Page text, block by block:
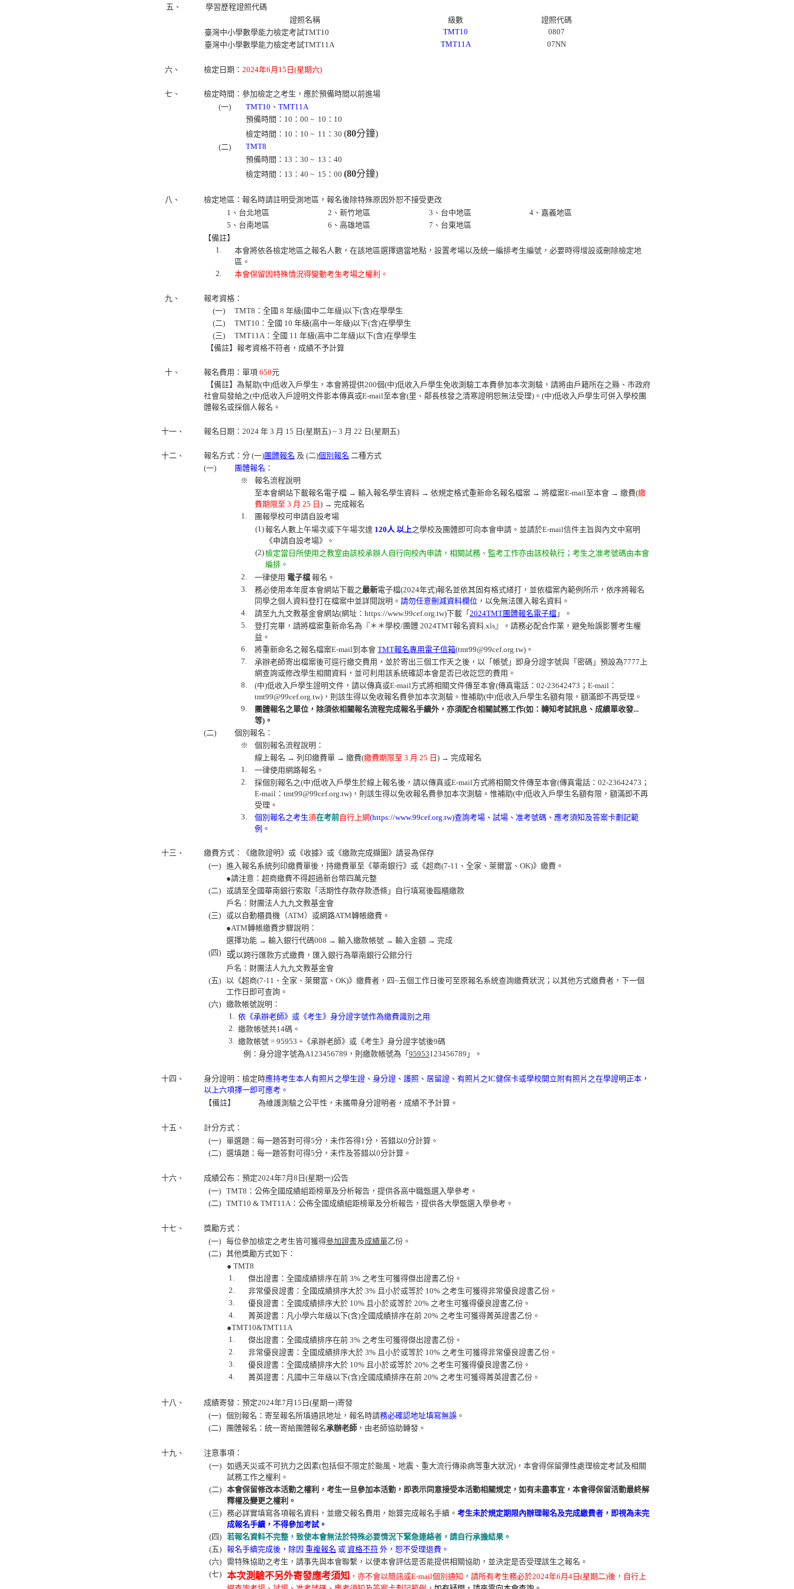
五、
學習歷程證照代碼
證照名稱
級數
證照代碼
臺灣中小學數學能力檢定考試TMT10
TMT10
0807
臺灣中小學數學能力檢定考試TMT11A
TMT11A 07NN
六、 檢定日期： 2024年6月15日(星期六)
七、
檢定時間：參加檢定之考生，應於預備時間以前進場
(一)
TMT10 、 TMT11A
預備時間：10：00 ~ 10：10
檢定時間：10：10 ~ 11：30 (80分鐘)
(二)
TMT8
預備時間：13：30 ~ 13：40
檢定時間：13：40 ~ 15：00 (80分鐘)
八、
檢定地區：報名時請註明受測地區，報名後除特殊原因外恕不接受更改
1、台北地區
2、新竹地區 3、台中地區
4、嘉義地區
5、台南地區
6、高雄地區
7、台東地區
【備註】
1.
本會將依各檢定地區之報名人數，在該地區選擇適當地點，設置考場以及統一編排考生編號，必要時得增設或刪除檢定地
區。
2.
本會保留因特殊情況得變動考生考場之權利。
九、
報考資格：
(一)
TMT8：全國 8 年級(國中二年級)以下(含)在學學生
(二)
TMT10：全國 10 年級(高中一年級)以下(含)在學學生
(三)
TMT11A：全國 11 年級(高中二年級)以下(含)在學學生
【備註】報考資格不符者，成績不予計算
十、 報名費用：單項 650元
【備註】為幫助(中)低收入戶學生，本會將提供200個(中)低收入戶學生免收測驗工本費參加本次測驗，請將由戶籍所在之縣、市政府
社會局發給之(中)低收入戶證明文件影本傳真或E-mail至本會(里、鄰長核發之清寒證明恕無法受理)。(中)低收入戶學生可併入學校團
體報名或採個人報名。
十一、 報名日期：2024 年 3 月 15 日(星期五) ~ 3 月 22 日(星期五)
十二、 報名方式：分 (一)團體報名 及 (二)個別報名 二種方式
(一)
團體報名 ：
※
報名流程說明
至本會網站下載報名電子檔 → 輸入報名學生資料 → 依規定格式重新命名報名檔案 → 將檔案E-mail至本會 → 繳費(繳
費期限至 3 月 25 日 ) → 完成報名
1.
團報學校可申請自設考場
(1)報名人數上午場次或下午場次達 120人 以上之學校及團體即可向本會申請。並請於E-mail信件主旨與內文中寫明
《申請自設考場》。
(2)檢定當日所使用之教室由該校承辦人自行向校內申請，相關試務、監考工作亦由該校執行；考生之准考號碼由本會
編排。
2.
一律使用 電子檔 報名。
3.
務必使用本年度本會網站下載之最新電子檔(2024年式)報名並依其固有格式繕打，並依檔案內範例所示，依序將報名
同學之個人資料登打在檔案中並詳閱說明。 請勿任意刪減資料欄位 ，以免無法匯入報名資料。
4.
請至九九文教基金會網站(網址：https://www.99cef.org.tw)下載「 2024TMT團體報名電子檔 」。
5.
登打完畢，請將檔案重新命名為『＊＊學校/團體 2024TMT報名資料.xls』。請務必配合作業，避免貽誤影響考生權
益。
6.
將重新命名之報名檔案E-mail到本會 TMT報名專用電子信箱(tmt99@99cef.org.tw)。
7.
承辦老師寄出檔案後可逕行繳交費用，並於寄出三個工作天之後，以「帳號」即身分證字號與「密碼」預設為7777上
網查詢或修改學生相關資料，並可利用該系統確認本會是否已收訖您的費用。
8.
(中)低收入戶學生證明文件，請以傳真或E-mail方式將相關文件傳至本會(傳真電話：02-23642473；E-mail：
tmt99@99cef.org.tw)，則該生得以免收報名費參加本次測驗。惟補助(中)低收入戶學生名額有限，額滿即不再受理。
9.
團體報名之單位，除須依相關報名流程完成報名手續外，亦須配合相關試務工作(如：轉知考試訊息、成績單收發...
等)。
(二)
個別報名：
※
個別報名流程說明：
線上報名 → 列印繳費單 → 繳費(繳費期限至 3 月 25 日 ) → 完成報名
1.
一律使用網路報名。
2.
採個別報名之(中)低收入戶學生於線上報名後，請以傳真或E-mail方式將相關文件傳至本會(傳真電話：02-23642473；
E-mail：tmt99@99cef.org.tw)，則該生得以免收報名費參加本次測驗。惟補助(中)低收入戶學生名額有限，額滿即不再
受理。
3.
個別報名之考生須在考前自行上網(https://www.99cef.org.tw)查詢考場、試場、准考號碼、應考須知及答案卡劃記範
例。
十三、
繳費方式：《繳款證明》或《收據》或《繳款完成擷圖》請妥為保存
(一) 進入報名系統列印繳費單後，持繳費單至《華南銀行》或《超商(7-11、全家、萊爾富、OK)》繳費。
●請注意：超商繳費不得超過新台幣四萬元整
(二) 或請至全國華南銀行索取「活期性存款存款憑條」自行填寫後臨櫃繳款
戶名：財團法人九九文教基金會
(三) 或以自動櫃員機（ATM）或網路ATM轉帳繳費。
●ATM轉帳繳費步驟說明：
選擇功能 → 輸入銀行代碼008 → 輸入繳款帳號 → 輸入金額 → 完成
(四)
或以跨行匯款方式繳費，匯入銀行為華南銀行公館分行
戶名：財團法人九九文教基金會
(五) 以《超商(7-11、全家、萊爾富、OK)》繳費者，四~五個工作日後可至原報名系統查詢繳費狀況；以其他方式繳費者，下一個
工作日即可查詢。
(六) 繳款帳號說明：
1. 依《承辦老師》或《考生》身分證字號作為繳費識別之用
2. 繳款帳號共14碼。
3. 繳款帳號 = 95953 +《承辦老師》或《考生》身分證字號後9碼
例：身分證字號為A123456789，則繳款帳號為「 95953123456789」。
十四、 身分證明： 檢定時應持考生本人有照片之學生證、身分證、護照、居留證、有照片之IC健保卡或學校開立附有照片之在學證明正本，
以上六項擇一即可應考。
【備註】
為維護測驗之公平性，未攜帶身分證明者，成績不予計算。
十五、
計分方式：
(一) 單選題：每一題答對可得5分，未作答得1分，答錯以0分計算。
(二) 選填題：每一題答對可得5分，未作及答錯以0分計算。
十六、
成績公布：預定2024年7月8日(星期一)公告
(一) TMT8：公佈全國成績組距榜單及分析報告，提供各高中職甄選入學參考。
(二) TMT10 & TMT11A：公佈全國成績組距榜單及分析報告，提供各大學甄選入學參考。
十七、
獎勵方式：
(一) 每位參加檢定之考生皆可獲得參加證書及成績單乙份。
(二) 其他獎勵方式如下：
● TMT8
1.
傑出證書：全國成績排序在前 3% 之考生可獲得傑出證書乙份。
2.
非常優良證書：全國成績排序大於 3% 且小於或等於 10% 之考生可獲得非常優良證書乙份。
3.
優良證書：全國成績排序大於 10% 且小於或等於 20% 之考生可獲得優良證書乙份。
4.
菁英證書：凡小學六年級以下(含)全國成績排序在前 20% 之考生可獲得菁英證書乙份。
●TMT10&TMT11A
1.
傑出證書：全國成績排序在前 3% 之考生可獲得傑出證書乙份。
2.
非常優良證書：全國成績排序大於 3% 且小於或等於 10% 之考生可獲得非常優良證書乙份。
3.
優良證書：全國成績排序大於 10% 且小於或等於 20% 之考生可獲得優良證書乙份。
4.
菁英證書：凡國中三年級以下(含)全國成績排序在前 20% 之考生可獲得菁英證書乙份。
十八、
成績寄發：預定2024年7月15日(星期一)寄發
(一) 個別報名：寄至報名所填通訊地址，報名時請務必確認地址填寫無誤 。
(二)
團體報名：統一寄給團體報名承辦老師 ，由老師協助轉發。
十九、
注意事項：
(一)
如遇天災或不可抗力之因素(包括但不限定於颱風、地震、重大流行傳染病等重大狀況)，本會得保留彈性處理檢定考試及相關
試務工作之權利。
(二)
本會保留修改本活動之權利，考生一旦參加本活動，即表示同意接受本活動相關規定，如有未盡事宜，本會得保留活動最終解
釋權及變更之權利。
(三)
務必詳實填寫各項報名資料，並繳交報名費用，始算完成報名手續。 考生未於規定期限內辦理報名及完成繳費者，即視為未完
成報名手續，不得參加考試。
(四)
若報名資料不完整，致使本會無法於特殊必要情況下緊急連絡者，請自行承擔結果。
(五)
報名手續完成後，除因 重複報名 或 資格不符 外，恕不受理退費。
(六)
需特殊協助之考生，請事先與本會聯繫，以便本會評估是否能提供相關協助，並決定是否受理該生之報名。
(七)
本次測驗不另外寄發應考須知 ，亦不會以簡訊或E-mail個別通知，請所有考生務必於2024年6月4日(星期二)後，自行上